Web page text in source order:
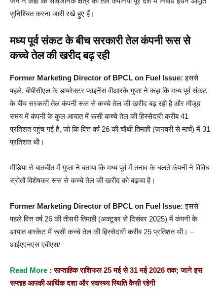
सुनिश्चित करना जारी रखे हुए हैं।
मध्य पूर्व संकट के बीच सरकारी तेल कंपनी रूस से
कच्चे तेल की खरीद बढ़ रही
Former Marketing Director of BPCL on Fuel Issue:इससे
पहले, बीपीसीएल के डायरेक्टर फाइनेंस वीआरके गुप्ता ने कहा कि मध्य पूर्व संकट
के बीच सरकारी तेल कंपनी रूस से कच्चे तेल की खरीद बढ़ रही है और मौजूद
समय में कंपनी के कुल आयात में रूसी कच्चे तेल की हिस्सेदारी करीब 41
प्रतिशत पहुंच गई है, जो कि वित्त वर्ष 26 की चौथी तिमाही (जनवरी से मार्च) में 31
प्रतिशत थी।
मीडिया से बातचीत में गुप्ता ने बताया कि मध्य पूर्व में तनाव के चलते कंपनी ने विविध
स्रोतों विशेषकर रूस से कच्चे तेल की खरीद को बढ़ाया है।
Former Marketing Director of BPCL on Fuel Issue:इससे
पहले वित्त वर्ष 26 की तीसरी तिमाही (अक्टूबर से दिसंबर 2025) में कंपनी के
आयात बास्केट में रूसी कच्चे तेल की हिस्सेदारी करीब 25 प्रतिशत थी। –
आईएएनएस एबीएस/
Read More :साप्ताहिक राशिफल 25 मई से 31 मई 2026 तक; जाने इस
सप्ताह आपकी आर्थिक दशा और स्वास्थ्य स्थिति कैसी रहेगी